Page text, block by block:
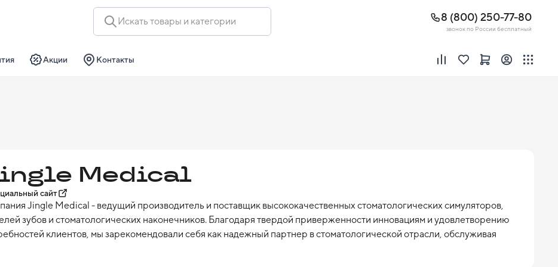
Искать товары и категории 8 (800) 250-77-80
звонок по России бесплатный
Акции Контакты
Medical
сайт
Jingle Medical - ведущий производитель и поставщик высококачественных стоматологических симуляторов,
зубов и стоматологических наконечников. Благодаря твердой приверженности инновациям и удовлетворению
клиентов, мы зарекомендовали себя как надежный партнер в стоматологической отрасли, обслуживая
преподавателей и учреждения по всему миру.